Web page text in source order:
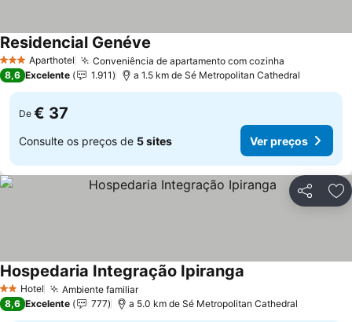
3 EstrelasAparthotel Conveniência de apartamento com cozinha
Residencial Genéve
8,6 Excelente 1.911 a 1.5 km de Sé Metropolitan Cathedral
De € 37
Consulte os preços de 5 sites Ver preços
Partilhar
2 Estrelas
Hotel Ambiente familiarVer preços
Hospedaria Integração Ipiranga
8,6 Excelente 777 a 5.0 km de Sé Metropolitan Cathedral